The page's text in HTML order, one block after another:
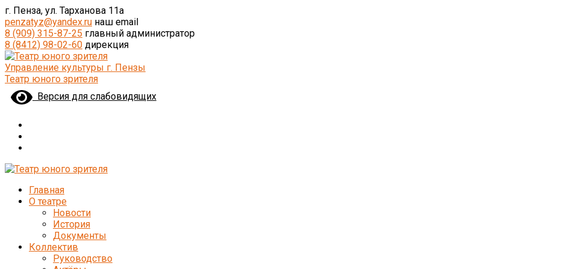
г. Пенза, ул. Тарханова 11а
penzatyz@yandex.ru наш email
8 (909) 315-87-25 главный администратор
8 (8412) 98-02-60 дирекция
Управление культуры г. Пензы
Театр юного зрителя
Версия для слабовидящих
Главная
О театре
Новости
История
Документы
Коллектив
Руководство